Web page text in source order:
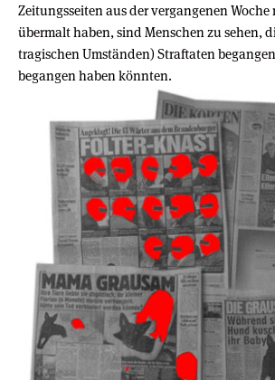
Zeitungsseiten aus der vergangenen Woche
übermalt haben, sind Menschen zu sehen,
tragischen Umständen) Straftaten
begangen haben könnten.